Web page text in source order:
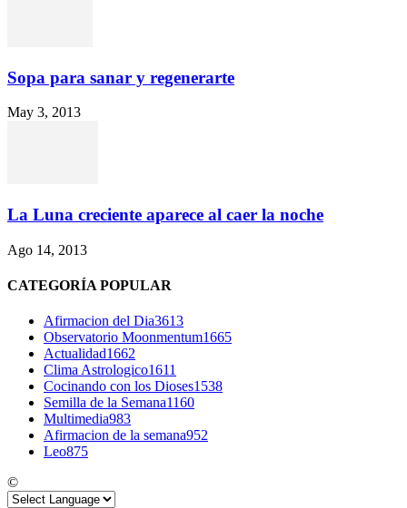
Sopa para sanar y regenerarte
May 3, 2013
La Luna creciente aparece al caer la noche
Ago 14, 2013
CATEGORÍA POPULAR
Afirmacion del Dia3613
Observatorio Moonmentum1665
Actualidad1662
Clima Astrologico1611
Cocinando con los Dioses1538
Semilla de la Semana1160
Multimedia983
Afirmacion de la semana952
Leo875
©